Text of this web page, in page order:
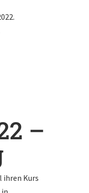
–
ihren Kurs